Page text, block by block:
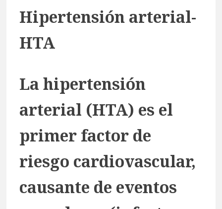
diagnóstico en el mismo acto.
Hipertensión arterial-
HTA
La hipertensión
arterial (HTA) es el
primer factor de
riesgo cardiovascular,
causante de eventos